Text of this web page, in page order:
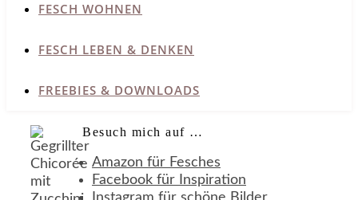
FESCH WOHNEN
FESCH LEBEN & DENKEN
FREEBIES & DOWNLOADS
Besuch mich auf …
Amazon für Fesches
Facebook für Inspiration